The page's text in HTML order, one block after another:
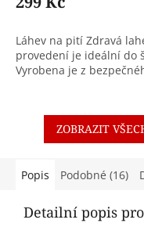
Láhev na pití Zdravá
provedení je ideální do
Vyrobena je z
ZOBRAZIT
Popis Podobné (16)
Detailní popis